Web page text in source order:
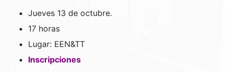
Jueves 13 de octubre.
17 horas
Lugar: EEN&TT
Inscripciones